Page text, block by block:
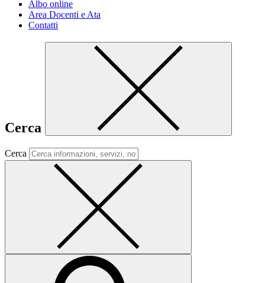
Albo online
Area Docenti e Ata
Contatti
Cerca
Cerca